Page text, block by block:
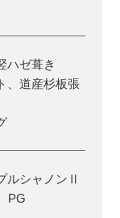
ハゼ葺き
道産杉板張
ルシャノンⅡ
PG